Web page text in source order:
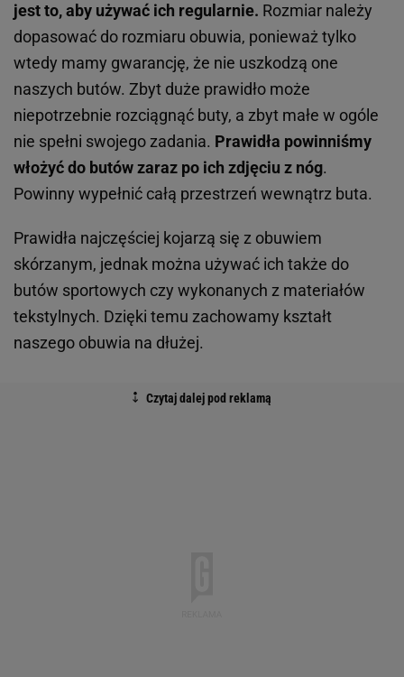
jest to, aby używać ich regularnie. Rozmiar należy
dopasować do rozmiaru obuwia, ponieważ tylko
wtedy mamy gwarancję, że nie uszkodzą one
naszych butów. Zbyt duże prawidło może
niepotrzebnie rozciągnąć buty, a zbyt małe w ogóle
nie spełni swojego zadania. Prawidła powinniśmy
włożyć do butów zaraz po ich zdjęciu z nóg.
Powinny wypełnić całą przestrzeń wewnątrz buta.
Prawidła najczęściej kojarzą się z obuwiem
skórzanym, jednak można używać ich także do
butów sportowych czy wykonanych z materiałów
tekstylnych. Dzięki temu zachowamy kształt
naszego obuwia na dłużej.